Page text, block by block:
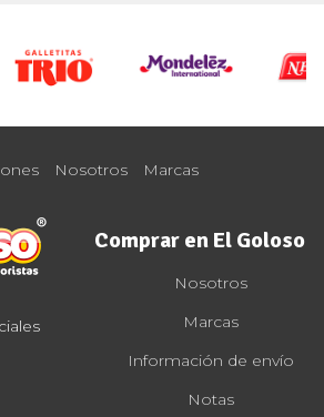
Nosotros Marcas
Comprar en El Goloso
Nosotros
Marcas
Información de envío
Notas